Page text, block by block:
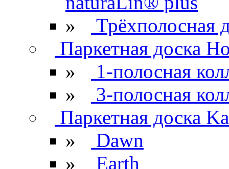
»
Трёхполосная
Паркетная доска
»
1-полосная
»
3-полосная
Паркетная доска
»
Dawn
»
Earth